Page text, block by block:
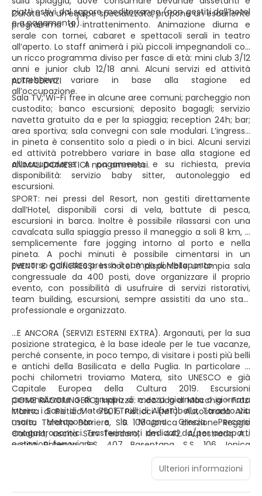
piatti estivi dal sapore mediterraneo (non gestiti dall’hotel
e a pagamento).
Curata da un’equipe specializzata, propone un esauriente
programma di intrattenimento. Animazione diurna e
serale con tornei, cabaret e spettacoli serali in teatro
all’aperto. Lo staff animerà i più piccoli impegnandoli con
un ricco programma diviso per fasce di età: mini club 3/12
anni e junior club 12/18 anni. Alcuni servizi ed attività
potrebbero variare in base alla stagione ed
all’occupazione.
ALTRI SERVIZI
Sala TV; Wi-Fi free in alcune aree comuni; parcheggio non
custodito; banco escursioni; deposito bagagli; servizio
navetta gratuito da e per la spiaggia; reception 24h; bar;
area sportiva; sala convegni con sale modulari. L’ingresso
in pineta è consentito solo a piedi o in bici. Alcuni servizi
ed attività potrebbero variare in base alla stagione ed
all’occupazione. A pagamento e su richiesta, previa
disponibilità: servizio baby sitter, autonoleggio ed
escursioni.
ANIMALI DOMESTICI: non ammessi.
SPORT: nei pressi del Resort, non gestiti direttamente
dall’Hotel, disponibili corsi di vela, battute di pesca,
escursioni in barca. Inoltre è possibile rilassarsi con una
cavalcata sulla spiaggia presso il maneggio a soli 8 km, o
semplicemente fare jogging intorno al porto e nella
pineta. A pochi minuti è possibile cimentarsi in un
percorso golfistico presso il campo di Metaponto.
EVENTI E CONGRESSI: in hotel è disponibile un’ampia sala
congressuale da 400 posti, dove organizzare il proprio
evento, con possibilità di usufruire di servizi ristorativi,
team building, escursioni, sempre assistiti da uno staff
professionale e organizzato.
…E ANCORA (SERVIZI ESTERNI EXTRA). Argonauti, per la sua
posizione strategica, è la base ideale per le tue vacanze,
perché consente, in poco tempo, di visitare i posti più belli
e antichi della Basilicata e della Puglia. In particolare a
pochi chilometri troviamo Matera, sito UNESCO e già
Capitale Europea della Cultura 2019. Escursioni
personalizzate o di gruppo di mezza giornata o giornata
intera: i Sassi di Matera, i Trulli di Alberobello, Taranto via
mare, Metaponto e la Magna Grecia. Percorsi
enogastronomici. Trasferimenti dedicati da/per aeroporti
e stazioni ferroviarie.
COME RAGGIUNGERCI. Indirizzo: c.da Lido di Macchia - Fraz.
Marina di Pisticci - 75015 Pisticci (MT). Autostrada A14:
uscita Taranto Barriera, S.S. 106 Jonica direzione Reggio
Calabria, uscita San Teodoro, Km 442. Autostrada A3:
uscita Potenza, S.S. 407 Basentana, S.S. 106 Jonica
direzione Reggio Calabria, uscita San Teodoro, Km 442. In
treno: stazione di Metaponto a 13 km. In bus: fino alla
stazione di Metaponto a 13 km. In aereo: aeroporto di Bari
a 124 km; aeroporto di Brindisi a 129 km.
Ulteriori informazioni